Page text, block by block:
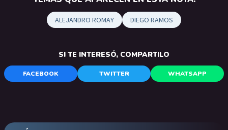
ALEJANDRO ROMAY DIEGO RAMOS
SI TE INTERESÓ, COMPARTILO
FACEBOOK TWITTER WHATSAPP